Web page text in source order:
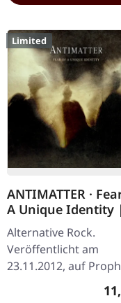
Limited
ANTIMATTER ·
A Unique Identity |
DIGIPAK CD
Alternative Rock.
Veröffentlicht am
23.11.2012, auf
Productions. CD im